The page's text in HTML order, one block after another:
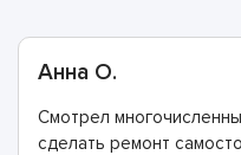
Анна О.
Смотрел
сделать ремонт